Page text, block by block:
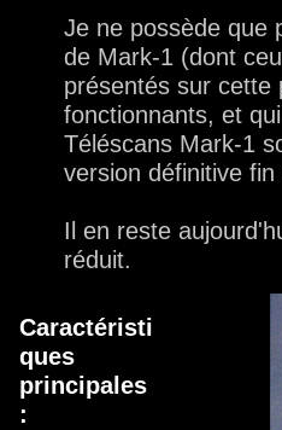
Je ne possède que
de Mark-1 (dont
présentés sur cette
fonctionnants, et
Téléscans Mark-1
version définitive fin
Il en reste
réduit.
Caractéristi
ques
principales
: